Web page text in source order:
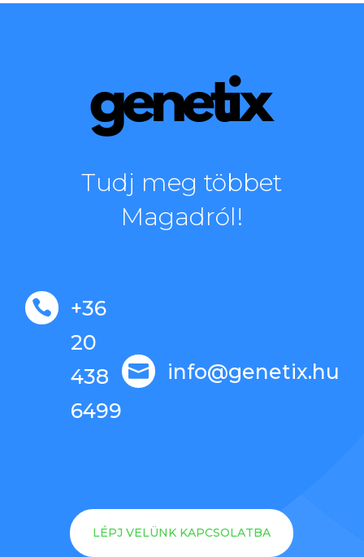
Tudj meg többet
Magadról!

+36
20
438
6499
 info@genetix.hu
LÉPJ VELÜNK KAPCSOLATBA